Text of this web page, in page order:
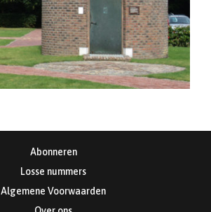
Abonneren
Losse nummers
Algemene Voorwaarden